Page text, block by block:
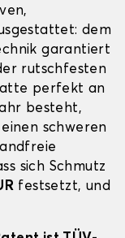
dem
garantiert
rutschfesten
perfekt an
besteht,
schweren
sich Schmutz
festsetzt, und